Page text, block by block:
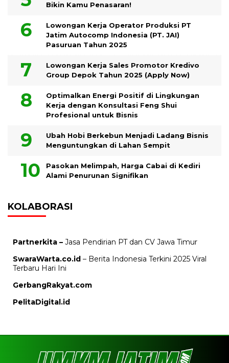
Bikin Kamu Penasaran!
Lowongan Kerja Operator Produksi PT
Jatim Autocomp Indonesia (PT. JAI)
Pasuruan Tahun 2025
Lowongan Kerja Sales Promotor Kredivo
Group Depok Tahun 2025 (Apply Now)
Optimalkan Energi Positif di Lingkungan
Kerja dengan Konsultasi Feng Shui
Profesional untuk Bisnis
Ubah Hobi Berkebun Menjadi Ladang Bisnis
Menguntungkan di Lahan Sempit
Pasokan Melimpah, Harga Cabai di Kediri
Alami Penurunan Signifikan
KOLABORASI
Partnerkita – Jasa Pendirian PT dan CV Jawa Timur
SwaraWarta.co.id – Berita Indonesia Terkini 2025 Viral
Terbaru Hari Ini
GerbangRakyat.com
PelitaDigital.id